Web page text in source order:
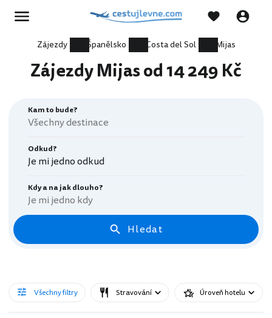
Zájezdy Španělsko Costa del Sol Mijas
Zájezdy Mijas od 14 249 Kč
Kam to bude?
Odkud?
Je mi jedno odkud
Kdy a na jak dlouho?
Je mi jedno kdy
Hledat
Všechny filtry Stravování Úroveň hotelu